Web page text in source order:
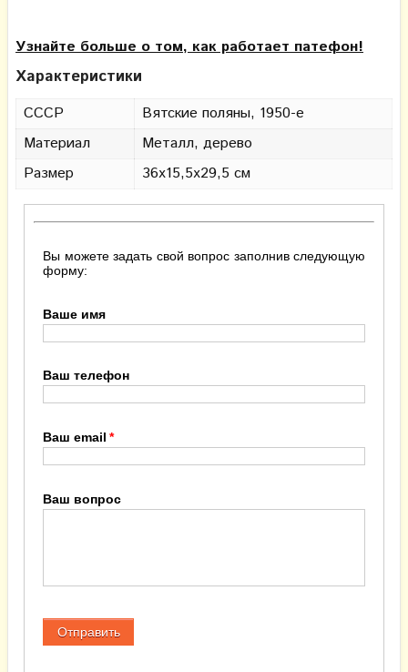
Узнайте больше о том, как работает патефон!
Характеристики
СССР
Вятские поляны, 1950-е
Материал
Металл, дерево
Размер
36х15,5х29,5 см
Вы можете задать свой вопрос заполнив следующую
форму:
Ваше имя
Ваш телефон
Ваш email
Ваш вопрос